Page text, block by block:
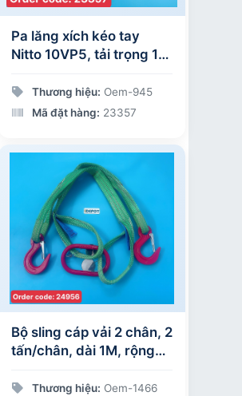
Pa lăng xích kéo tay
Nitto 10VP5, tải trọng 1
Thương hiệu: Oem-945
Mã đặt hàng: 23357
Bộ sling cáp vải 2 chân, 2
tấn/chân, dài 1M, rộng
màu xanh lá, tải trọng
Thương hiệu: Oem-1466